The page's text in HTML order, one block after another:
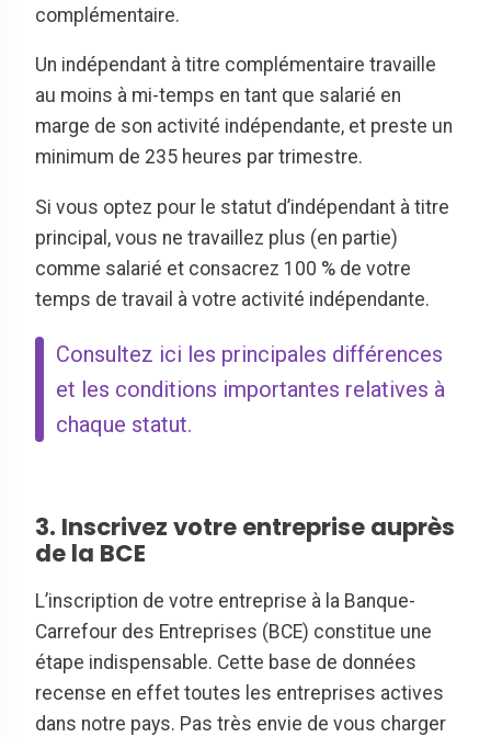
complémentaire.
Un indépendant à titre complémentaire travaille
au moins à mi-temps en tant que salarié en
marge de son activité indépendante, et preste un
minimum de 235 heures par trimestre.
Si vous optez pour le statut d’indépendant à titre
principal, vous ne travaillez plus (en partie)
comme salarié et consacrez 100 % de votre
temps de travail à votre activité indépendante.
Consultez ici les principales différences
et les conditions importantes relatives à
chaque statut.
3. Inscrivez votre entreprise auprès
de la BCE
L’inscription de votre entreprise à la Banque-
Carrefour des Entreprises (BCE) constitue une
étape indispensable. Cette base de données
recense en effet toutes les entreprises actives
dans notre pays. Pas très envie de vous charger